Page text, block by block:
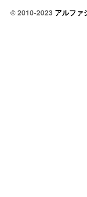
© 2010-2023 アルフ